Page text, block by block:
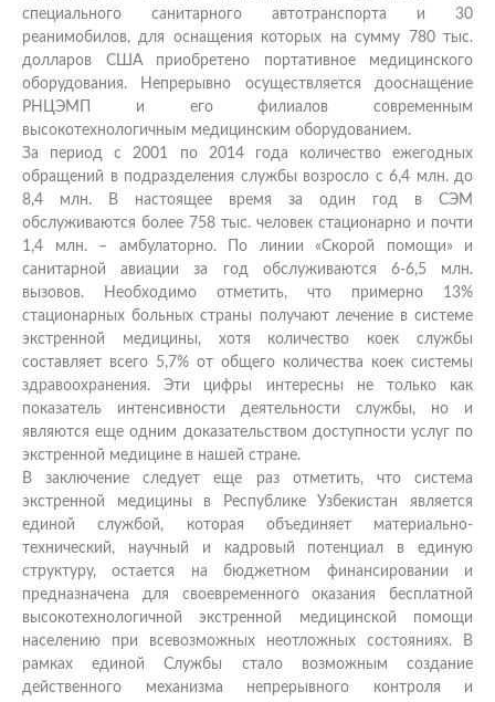
специального санитарного автотранспорта и 30
реанимобилов, для оснащения которых на сумму 780 тыс.
долларов США приобретено портативное медицинского
оборудования. Непрерывно осуществляется дооснащение
РНЦЭМП и его филиалов современным
высокотехнологичным медицинским оборудованием.
За период с 2001 по 2014 года количество ежегодных
обращений в подразделения службы возросло с 6,4 млн. до
8,4 млн. В настоящее время за один год в СЭМ
обслуживаются более 758 тыс. человек стационарно и почти
1,4 млн. – амбулаторно. По линии «Скорой помощи» и
санитарной авиации за год обслуживаются 6-6,5 млн.
вызовов.
Необходимо отметить, что примерно 13%
стационарных больных страны получают лечение в системе
экстренной медицины, хотя количество коек службы
составляет всего 5,7% от общего количества коек системы
здравоохранения. Эти цифры интересны не только как
показатель интенсивности деятельности службы, но и
являются еще одним доказательством доступности услуг по
экстренной медицине в нашей стране.
В заключение следует еще раз отметить, что система
экстренной медицины в Республике Узбекистан является
единой службой, которая объединяет материально-
технический, научный и кадровый потенциал в единую
структуру, остается на бюджетном финансировании и
предназначена для своевременного оказания бесплатной
высокотехнологичной экстренной медицинской помощи
населению при всевозможных неотложных состояниях. В
рамках единой Службы стало возможным создание
действенного механизма непрерывного контроля и